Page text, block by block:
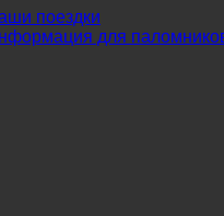
поездки
для